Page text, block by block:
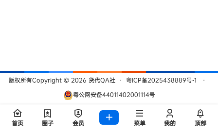
版权所有Copyright © 2026 货代QA社 ・ 粤ICP备2025438889号-1
・
粤公网安备44011402001114号
查询 209 次，耗时 0.4734 秒
首页
圈子 会员 菜单 我的 顶部